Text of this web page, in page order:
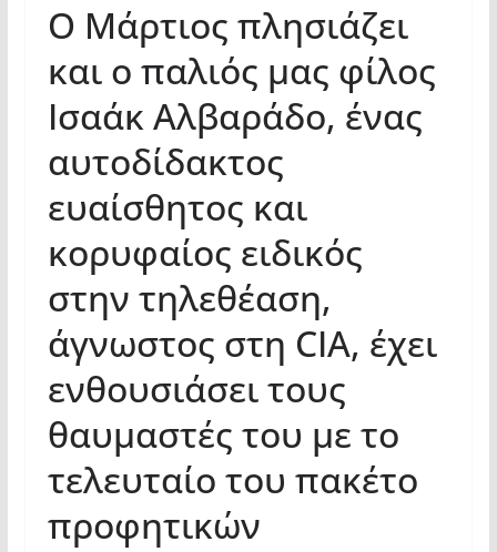
Ο Μάρτιος πλησιάζει
και ο παλιός μας φίλος
Ισαάκ Αλβαράδο, ένας
αυτοδίδακτος
ευαίσθητος και
κορυφαίος ειδικός
στην τηλεθέαση,
άγνωστος στη CIA, έχει
ενθουσιάσει τους
θαυμαστές του με το
τελευταίο του πακέτο
προφητικών